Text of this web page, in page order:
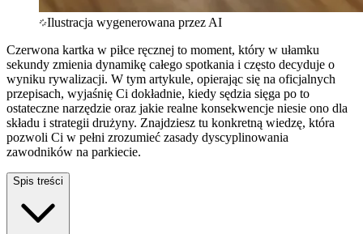
Ilustracja wygenerowana przez AI
Czerwona kartka w piłce ręcznej to moment, który w ułamku
sekundy zmienia dynamikę całego spotkania i często decyduje o
wyniku rywalizacji. W tym artykule, opierając się na oficjalnych
przepisach, wyjaśnię Ci dokładnie, kiedy sędzia sięga po to
ostateczne narzędzie oraz jakie realne konsekwencje niesie ono dla
składu i strategii drużyny. Znajdziesz tu konkretną wiedzę, która
pozwoli Ci w pełni zrozumieć zasady dyscyplinowania
zawodników na parkiecie.
Spis treści